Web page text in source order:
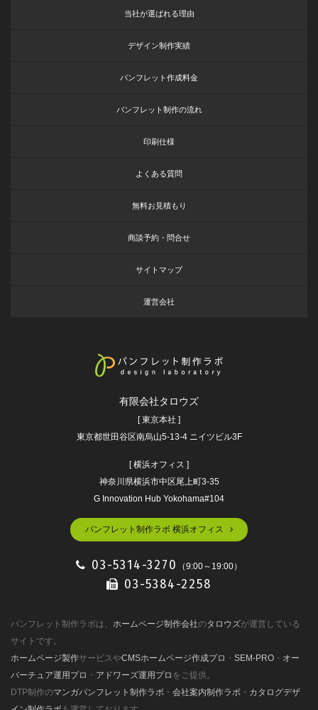
当社が選ばれる理由
デザイン制作実績
パンフレット作成料金
パンフレット制作の流れ
印刷仕様
よくある質問
無料お見積もり
商談予約・問合せ
サイトマップ
運営会社
有限会社タロウズ
[ 東京本社 ]
東京都世田谷区南烏山5-13-4 ニイツビル3F
[ 横浜オフィス ]
神奈川県横浜市中区尾上町3-35
G Innovation Hub Yokohama#104
パンフレット制作ラボ 横浜オフィス
03-5314-3270 （9:00～19:00）
03-5384-2258
パンフレット制作ラボは、 ホームページ制作会社のタロウズが運営している
サイトです。
ホームページ製作サービスやCMSホームページ作成プロ ・ SEM-PRO ・ オー
バーチュア運用プロ ・ アドワーズ運用プロ をご提供。
DTP制作のマンガパンフレット制作ラボ ・ 会社案内制作ラボ ・ カタログデザ